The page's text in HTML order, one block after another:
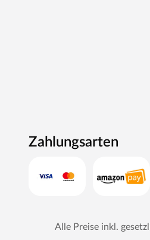
Zahlungsarten
Alle Preise inkl.